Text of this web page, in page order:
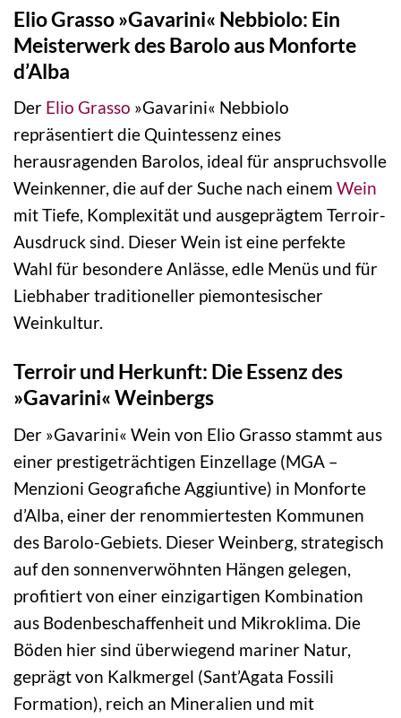
Elio Grasso »Gavarini« Nebbiolo: Ein
Meisterwerk des Barolo aus Monforte
d’Alba
Der Elio Grasso »Gavarini« Nebbiolo
repräsentiert die Quintessenz eines
herausragenden Barolos, ideal für anspruchsvolle
Weinkenner, die auf der Suche nach einem Wein
mit Tiefe, Komplexität und ausgeprägtem Terroir-
Ausdruck sind. Dieser Wein ist eine perfekte
Wahl für besondere Anlässe, edle Menüs und für
Liebhaber traditioneller piemontesischer
Weinkultur.
Terroir und Herkunft: Die Essenz des
»Gavarini« Weinbergs
Der »Gavarini« Wein von Elio Grasso stammt aus
einer prestigeträchtigen Einzellage (MGA –
Menzioni Geografiche Aggiuntive) in Monforte
d’Alba, einer der renommiertesten Kommunen
des Barolo-Gebiets. Dieser Weinberg, strategisch
auf den sonnenverwöhnten Hängen gelegen,
profitiert von einer einzigartigen Kombination
aus Bodenbeschaffenheit und Mikroklima. Die
Böden hier sind überwiegend mariner Natur,
geprägt von Kalkmergel (Sant’Agata Fossili
Formation), reich an Mineralien und mit